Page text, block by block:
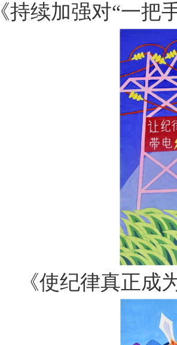
《持续加强对“一
《使纪律真正